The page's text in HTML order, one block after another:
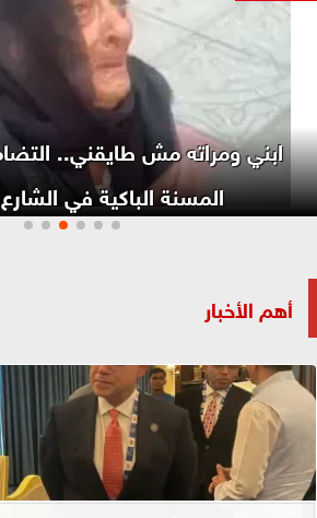
ابني ومراته مش طايقني..
المسنة الباكية في
أهم الأخبار